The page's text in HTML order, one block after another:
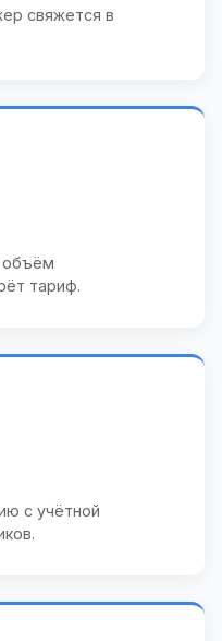
свяжется в
объём
тариф.
с учётной